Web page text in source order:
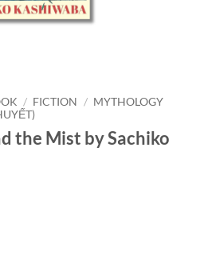
/ FICTION / MYTHOLOGY
the Mist by Sachiko